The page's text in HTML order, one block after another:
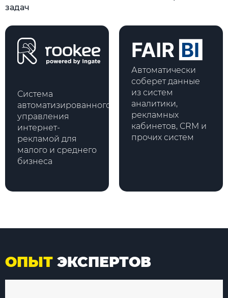
задач
Система
автоматизированного
управления
интернет-
рекламой для
малого и среднего
бизнеса
Автоматически
соберет данные
из систем
аналитики,
рекламных
кабинетов, CRM и
прочих систем
ОПЫТ ЭКСПЕРТОВ